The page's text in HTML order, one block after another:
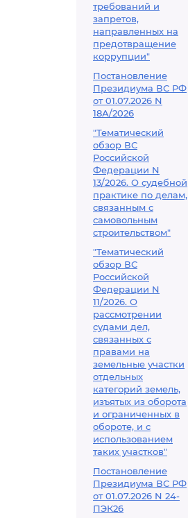
требований и
запретов,
направленных на
предотвращение
коррупции"
Постановление
Президиума ВС РФ
от 01.07.2026 N
18А/2026
"Тематический
обзор ВС
Российской
Федерации N
13/2026. О судебной
практике по делам,
связанным с
самовольным
строительством"
"Тематический
обзор ВС
Российской
Федерации N
11/2026. О
рассмотрении
судами дел,
связанных с
правами на
земельные участки
отдельных
категорий земель,
изъятых из оборота
и ограниченных в
обороте, и с
использованием
таких участков"
Постановление
Президиума ВС РФ
от 01.07.2026 N 24-
ПЭК26